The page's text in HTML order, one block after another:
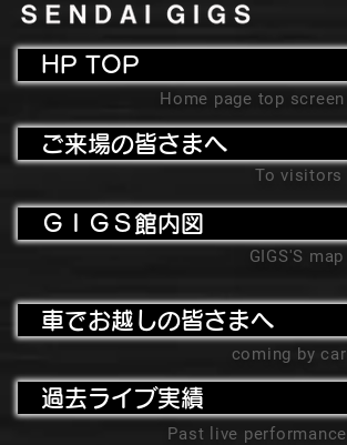
HP TOP
Home page top screen
ご来場の皆さまへ
To visitors
ＧＩＧＳ館内図
GIGS'S map
車でお越しの皆さまへ
coming by car
過去ライブ実績
Past live performance